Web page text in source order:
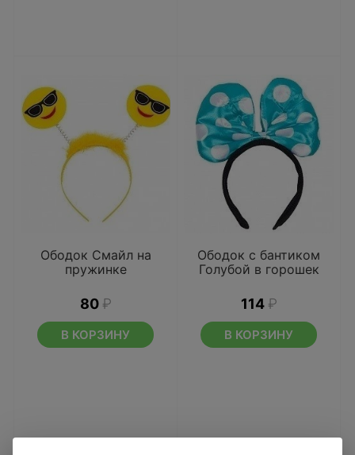
Ободок Смайл на
пружинке
80 ₽
В КОРЗИНУ
Ободок с бантиком
Голубой в горошек
114 ₽
В КОРЗИНУ